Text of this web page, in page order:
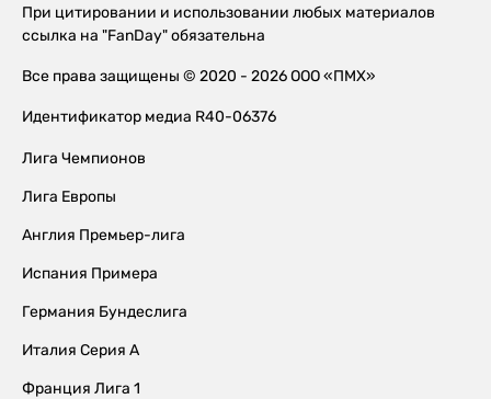
При цитировании и использовании любых материалов
ссылка на "FanDay" обязательна
Все права защищены © 2020 - 2026 ООО «ПМХ»
Идентификатор медиа R40-06376
Лига Чемпионов
Лига Европы
Англия Премьер-лига
Испания Примера
Германия Бундеслига
Италия Серия А
Франция Лига 1